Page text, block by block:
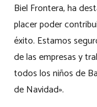
Biel Frontera, ha
placer poder
éxito. Estamos
de las empresas y
todos los niños de
de Navidad».